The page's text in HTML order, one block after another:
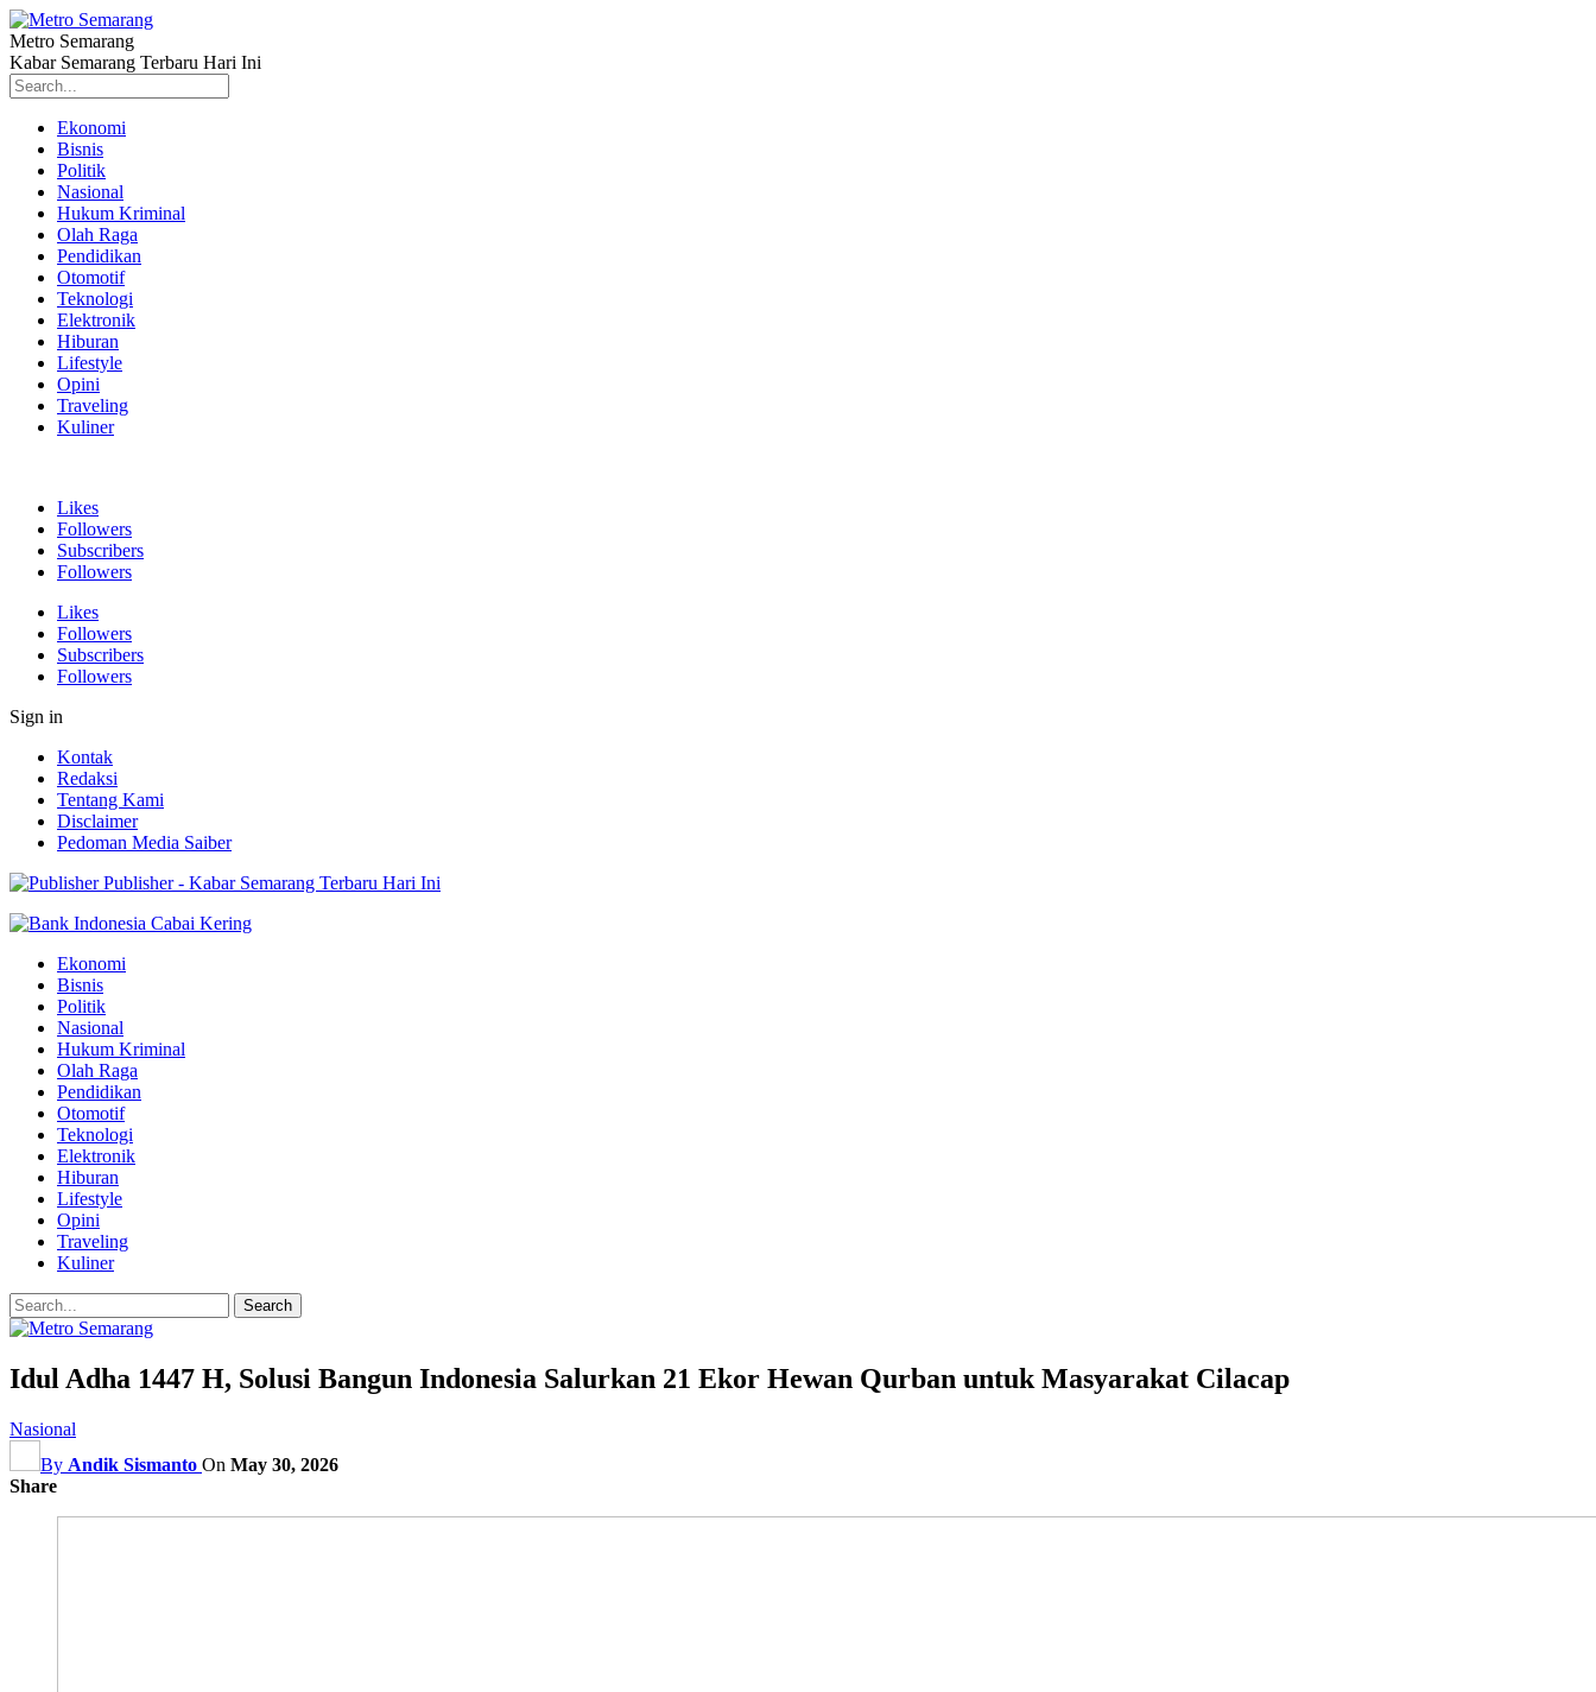
Metro Semarang
Kabar Semarang Terbaru Hari Ini
Ekonomi
Bisnis
Politik
Nasional
Hukum Kriminal
Olah Raga
Pendidikan
Otomotif
Teknologi
Elektronik
Hiburan
Lifestyle
Opini
Traveling
Kuliner
Likes
Followers
Subscribers
Followers
Likes
Followers
Subscribers
Followers
Sign in
Kontak
Redaksi
Tentang Kami
Disclaimer
Pedoman Media Saiber
Publisher - Kabar Semarang Terbaru Hari Ini
Ekonomi
Bisnis
Politik
Nasional
Hukum Kriminal
Olah Raga
Pendidikan
Otomotif
Teknologi
Elektronik
Hiburan
Lifestyle
Opini
Traveling
Kuliner
Idul Adha 1447 H, Solusi Bangun Indonesia Salurkan 21 Ekor Hewan Qurban untuk Masyarakat Cilacap
Nasional
By Andik Sismanto On May 30, 2026
Share